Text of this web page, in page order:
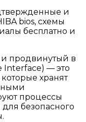
и
bios, схемы
бесплатно и
и продвинутый в
Interface) — это
хранят
процессы
безопасного